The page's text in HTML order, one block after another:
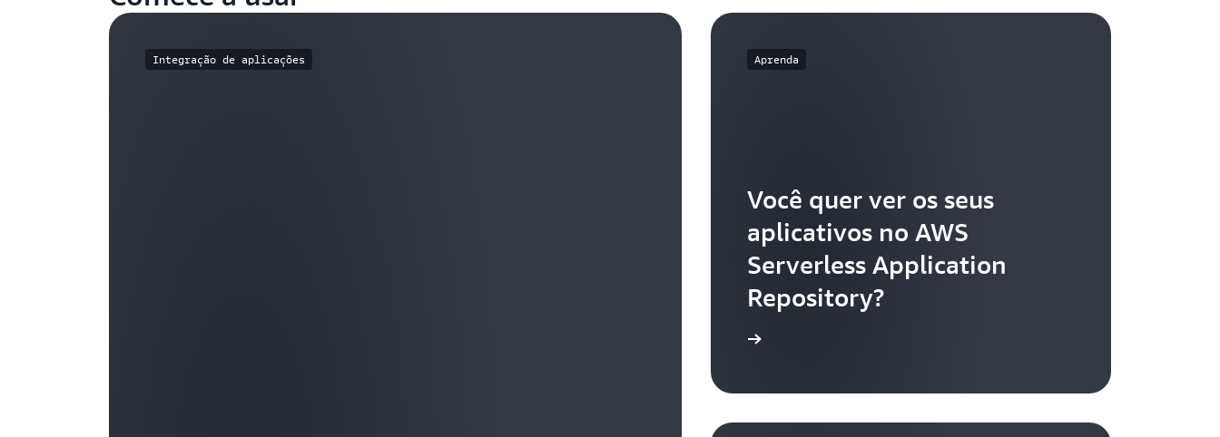
Integração de aplicações Aprenda
Você quer ver os seus
aplicativos no AWS
Serverless Application
Repository?